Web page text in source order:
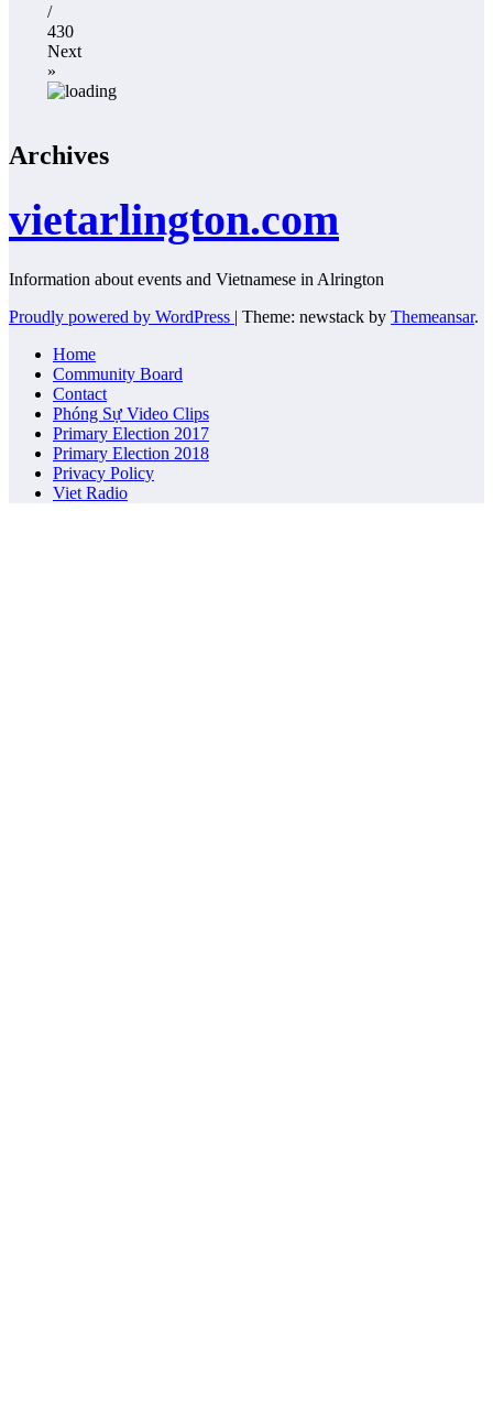
/
430
Next
»
Archives
vietarlington.com
Information about events and Vietnamese in Alrington
Proudly powered by WordPress | Theme: newstack by Themeansar.
Home
Community Board
Contact
Phóng Sự Video Clips
Primary Election 2017
Primary Election 2018
Privacy Policy
Viet Radio